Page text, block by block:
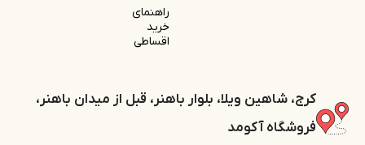
راهنمای
خرید
اقساطی
کرج، شاهین ویلا، بلوار باهنر، قبل از میدان باهنر،
فروشگاه آکومد